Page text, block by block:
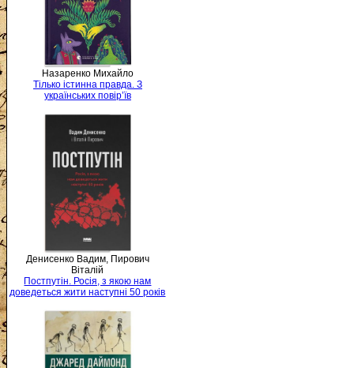
Назаренко Михайло
Тілько істинна правда. З
українських повір’їв
Денисенко Вадим, Пирович
Віталій
Постпутін. Росія, з якою нам
доведеться жити наступні 50 років